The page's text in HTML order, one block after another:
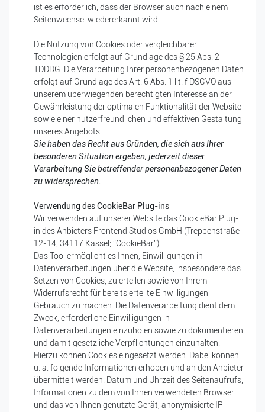
ist es erforderlich, dass der Browser auch nach einem
Seitenwechsel wiedererkannt wird.
Die Nutzung von Cookies oder vergleichbarer
Technologien erfolgt auf Grundlage des § 25 Abs. 2
TDDDG. Die Verarbeitung Ihrer personenbezogenen Daten
erfolgt auf Grundlage des Art. 6 Abs. 1 lit. f DSGVO aus
unserem überwiegenden berechtigten Interesse an der
Gewährleistung der optimalen Funktionalität der Website
sowie einer nutzerfreundlichen und effektiven Gestaltung
unseres Angebots.
Sie haben das Recht aus Gründen, die sich aus Ihrer
besonderen Situation ergeben, jederzeit dieser
Verarbeitung Sie betreffender personenbezogener Daten
zu widersprechen.
Verwendung des CookieBar Plug-ins
Wir verwenden auf unserer Website das CookieBar Plug-
in des Anbieters Frontend Studios GmbH (Treppenstraße
12-14, 34117 Kassel; “CookieBar”).
Das Tool ermöglicht es Ihnen, Einwilligungen in
Datenverarbeitungen über die Website, insbesondere das
Setzen von Cookies, zu erteilen sowie von Ihrem
Widerrufsrecht für bereits erteilte Einwilligungen
Gebrauch zu machen. Die Datenverarbeitung dient dem
Zweck, erforderliche Einwilligungen in
Datenverarbeitungen einzuholen sowie zu dokumentieren
und damit gesetzliche Verpflichtungen einzuhalten.
Hierzu können Cookies eingesetzt werden. Dabei können
u. a. folgende Informationen erhoben und an den Anbieter
übermittelt werden: Datum und Uhrzeit des Seitenaufrufs,
Informationen zu dem von Ihnen verwendeten Browser
und das von Ihnen genutzte Gerät, anonymisierte IP-